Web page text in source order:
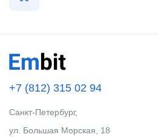
+7 (812) 315 02 94
Санкт-Петербург,
ул. Большая Морская, 18